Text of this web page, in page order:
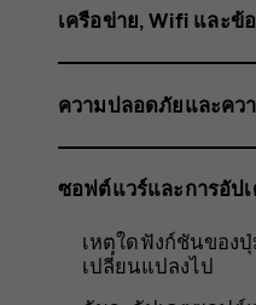
คว
ปล
เครือข่าย, Wifi และข้
ความปลอดภัยและคว
ซอฟต์แวร์และการอัป
เหตุใดฟังก์ชันของ
เปลี่ยนแปลงไป